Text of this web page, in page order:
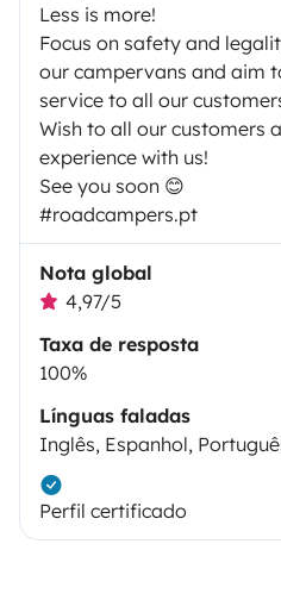
Less is more!
Focus on safety and
our campervans and aim
service to all our
Wish to all our customers
experience with us!
See you soon 😊
#roadcampers.pt
Nota global
4,97/5
Taxa de resposta
100%
Línguas faladas
Inglês, Espanhol,
Perfil certificado